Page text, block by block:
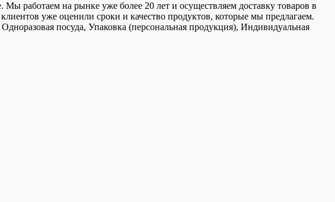
работаем на рынке уже более 20 лет и осуществляем доставку товаров в
уже оценили сроки и качество продуктов, которые мы предлагаем.
посуда, Упаковка (персональная продукция), Индивидуальная